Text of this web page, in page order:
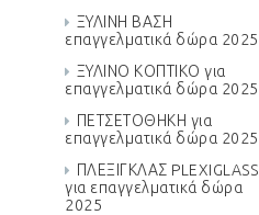
ΞΥΛΙΝΗ ΒΑΣΗ
επαγγελματικά δώρα 2025
ΞΥΛΙΝΟ ΚΟΠΤΙΚΟ για
επαγγελματικά δώρα 2025
ΠΕΤΣΕΤΟΘΗΚΗ για
επαγγελματικά δώρα 2025
ΠΛΕΞΙΓΚΛΑΣ PLEXIGLASS
για επαγγελματικά δώρα
2025